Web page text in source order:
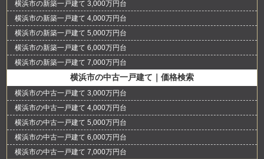
横浜市の新築一戸建て 3,000万円台
横浜市の新築一戸建て 4,000万円台
横浜市の新築一戸建て 5,000万円台
横浜市の新築一戸建て 6,000万円台
横浜市の新築一戸建て 7,000万円台
横浜市の中古一戸建て｜価格検索
横浜市の中古一戸建て 3,000万円台
横浜市の中古一戸建て 4,000万円台
横浜市の中古一戸建て 5,000万円台
横浜市の中古一戸建て 6,000万円台
横浜市の中古一戸建て 7,000万円台